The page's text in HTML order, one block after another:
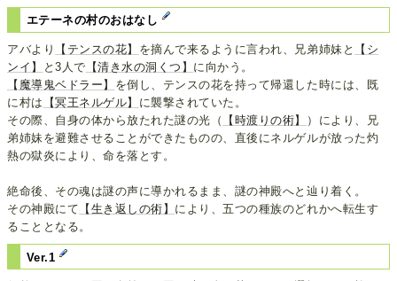
エテーネの村のおはなし
アバより 【テンスの花】 を摘んで来るように言われ、兄弟姉妹と
【シ
ンイ】
と3人で 【清き水の洞くつ】 に向かう。
【魔導鬼ベドラー】 を倒し、テンスの花を持って帰還した時には、既
に村は
【冥王ネルゲル】 に襲撃されていた。
その際、自身の体から放たれた謎の光（
【時渡りの術】
）により、兄
弟姉妹を避難させることができたものの、直後にネルゲルが放った灼
熱の獄炎により、命を落とす。
絶命後、その魂は謎の声に導かれるまま、謎の神殿へと辿り着く。
その神殿にて 【生き返しの術】 により、五つの種族のどれかへ転生す
ることとなる。
Ver.1